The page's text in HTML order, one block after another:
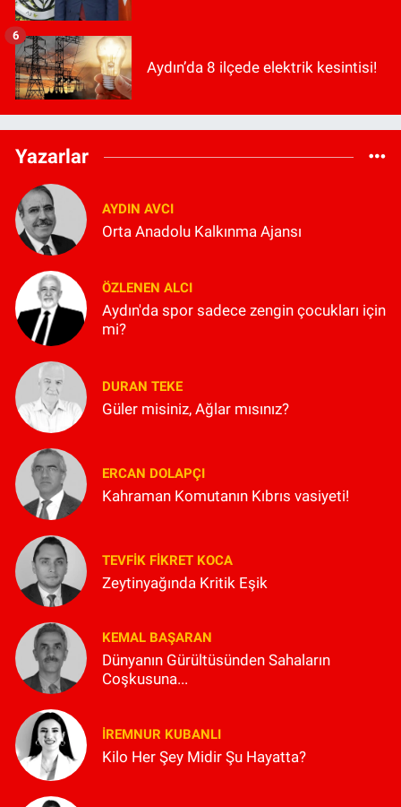
Aydın’da 8 ilçede elektrik kesintisi!
6
Yazarlar
AYDIN AVCI
Orta Anadolu Kalkınma Ajansı
ÖZLENEN ALCI
Aydın'da spor sadece zengin çocukları için
mi?
DURAN TEKE
Güler misiniz, Ağlar mısınız?
ERCAN DOLAPÇI
Kahraman Komutanın Kıbrıs vasiyeti!
TEVFIK FIKRET KOCA
Zeytinyağında Kritik Eşik
KEMAL BAŞARAN
Dünyanın Gürültüsünden Sahaların
Coşkusuna...
İREMNUR KUBANLI
Kilo Her Şey Midir Şu Hayatta?